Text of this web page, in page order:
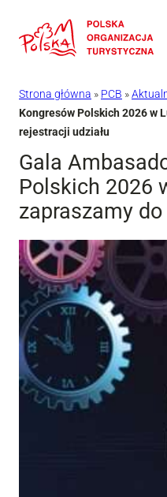
do
Strona główna » PCB »
Kongresów Polskich 2026 w
rejestracji udziału
Gala
Polskich 2026
zapraszamy